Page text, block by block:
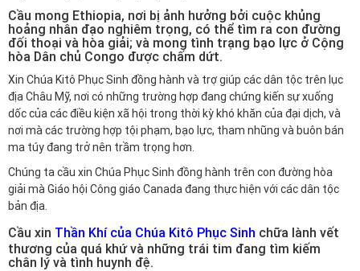
Cầu mong Ethiopia, nơi bị ảnh hưởng bởi cuộc khủng
hoảng nhân đạo nghiêm trọng, có thể tìm ra con đường
đối thoại và hòa giải; và mong tình trạng bạo lực ở Cộng
hòa Dân chủ Congo được chấm dứt.
Xin Chúa Kitô Phục Sinh đồng hành và trợ giúp các dân tộc trên lục
địa Châu Mỹ, nơi có những trường hợp đang chứng kiến sự xuống
dốc của các điều kiện xã hội trong thời kỳ khó khăn của đại dịch, và
nơi mà các trường hợp tội phạm, bạo lực, tham nhũng và buôn bán
ma túy đang trở nên trầm trọng hơn.
Chúng ta cầu xin Chúa Phục Sinh đồng hành trên con đường hòa
giải mà Giáo hội Công giáo Canada đang thực hiện với các dân tộc
bản địa.
Cầu xin Thần Khí của Chúa Kitô Phục Sinh chữa lành vết
thương của quá khứ và những trái tim đang tìm kiếm
chân lý và tình huynh đệ.